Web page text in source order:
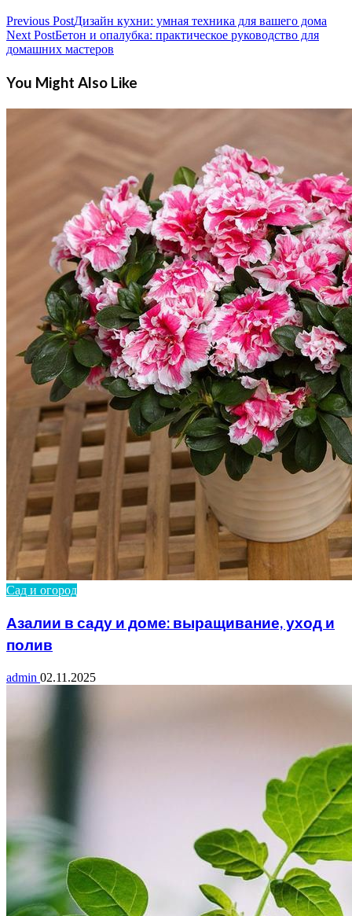
Previous PostДизайн кухни: умная техника для вашего дома
Next PostБетон и опалубка: практическое руководство для
домашних мастеров
You Might Also Like
Сад и огород
Азалии в саду и доме: выращивание, уход и
полив
admin 02.11.2025